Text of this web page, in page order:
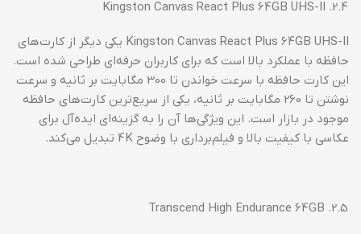
Kingston Canvas React Plus 64GB UHS-II یکی دیگر از کارت‌های
حافظه با عملکرد بالا است که برای کاربران حرفه‌ای طراحی شده است.
این کارت حافظه با سرعت خواندن تا 300 مگابایت بر ثانیه و سرعت
نوشتن تا 260 مگابایت بر ثانیه، یکی از سریع‌ترین کارت‌های حافظه
موجود در بازار است. این ویژگی‌ها آن را به گزینه‌ای ایده‌آل برای
عکاسی با کیفیت بالا و فیلم‌برداری با وضوح 4K تبدیل می‌کند.